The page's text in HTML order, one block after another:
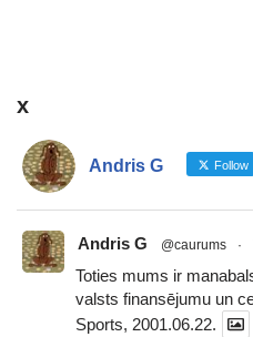
x
Andris G Follow
Andris G @caurums ·
Toties mums ir
valsts finansējumu un
Sports, 2001.06.22.